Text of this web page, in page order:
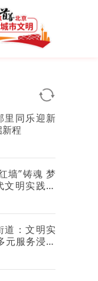
里同乐迎新
程
墙”铸魂 梦
明实践系
道：文明实
元服务浸润